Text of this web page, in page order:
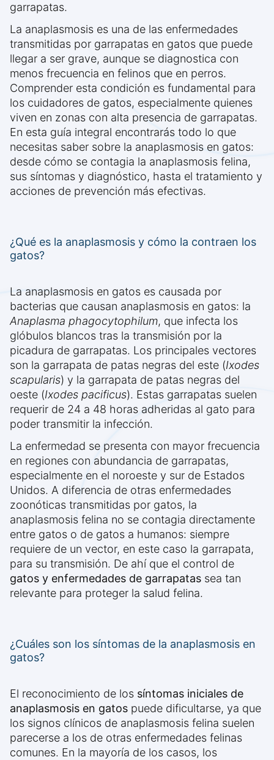
garrapatas.
La anaplasmosis es una de las enfermedades
transmitidas por garrapatas en gatos que puede
llegar a ser grave, aunque se diagnostica con
menos frecuencia en felinos que en perros.
Comprender esta condición es fundamental para
los cuidadores de gatos, especialmente quienes
viven en zonas con alta presencia de garrapatas.
En esta guía integral encontrarás todo lo que
necesitas saber sobre la anaplasmosis en gatos:
desde cómo se contagia la anaplasmosis felina,
sus síntomas y diagnóstico, hasta el tratamiento y
acciones de prevención más efectivas.
¿Qué es la anaplasmosis y cómo la contraen los
gatos?
La anaplasmosis en gatos es causada por
bacterias que causan anaplasmosis en gatos: la
Anaplasma phagocytophilum, que infecta los
glóbulos blancos tras la transmisión por la
picadura de garrapatas. Los principales vectores
son la garrapata de patas negras del este (Ixodes
scapularis) y la garrapata de patas negras del
oeste (Ixodes pacificus). Estas garrapatas suelen
requerir de 24 a 48 horas adheridas al gato para
poder transmitir la infección.
La enfermedad se presenta con mayor frecuencia
en regiones con abundancia de garrapatas,
especialmente en el noroeste y sur de Estados
Unidos. A diferencia de otras enfermedades
zoonóticas transmitidas por gatos, la
anaplasmosis felina no se contagia directamente
entre gatos o de gatos a humanos: siempre
requiere de un vector, en este caso la garrapata,
para su transmisión. De ahí que el control de
gatos y enfermedades de garrapatas sea tan
relevante para proteger la salud felina.
¿Cuáles son los síntomas de la anaplasmosis en
gatos?
El reconocimiento de los síntomas iniciales de
anaplasmosis en gatos puede dificultarse, ya que
los signos clínicos de anaplasmosis felina suelen
parecerse a los de otras enfermedades felinas
comunes. En la mayoría de los casos, los